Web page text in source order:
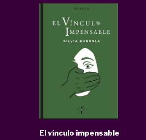
El vínculo impensable